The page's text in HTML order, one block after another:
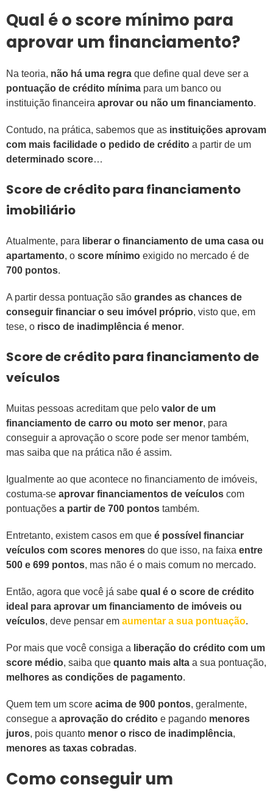
Qual é o score mínimo para
aprovar um financiamento?
Na teoria, não há uma regra que define qual deve ser a
pontuação de crédito mínima para um banco ou
instituição financeira aprovar ou não um financiamento.
Contudo, na prática, sabemos que as instituições aprovam
com mais facilidade o pedido de crédito a partir de um
determinado score…
Score de crédito para financiamento
imobiliário
Atualmente, para liberar o financiamento de uma casa ou
apartamento, o score mínimo exigido no mercado é de
700 pontos.
A partir dessa pontuação são grandes as chances de
conseguir financiar o seu imóvel próprio, visto que, em
tese, o risco de inadimplência é menor.
Score de crédito para financiamento de
veículos
Muitas pessoas acreditam que pelo valor de um
financiamento de carro ou moto ser menor, para
conseguir a aprovação o score pode ser menor também,
mas saiba que na prática não é assim.
Igualmente ao que acontece no financiamento de imóveis,
costuma-se aprovar financiamentos de veículos com
pontuações a partir de 700 pontos também.
Entretanto, existem casos em que é possível financiar
veículos com scores menores do que isso, na faixa entre
500 e 699 pontos, mas não é o mais comum no mercado.
Então, agora que você já sabe qual é o score de crédito
ideal para aprovar um financiamento de imóveis ou
veículos, deve pensar em aumentar a sua pontuação.
Por mais que você consiga a liberação do crédito com um
score médio, saiba que quanto mais alta a sua pontuação,
melhores as condições de pagamento.
Quem tem um score acima de 900 pontos, geralmente,
consegue a aprovação do crédito e pagando menores
juros, pois quanto menor o risco de inadimplência,
menores as taxas cobradas.
Como conseguir um